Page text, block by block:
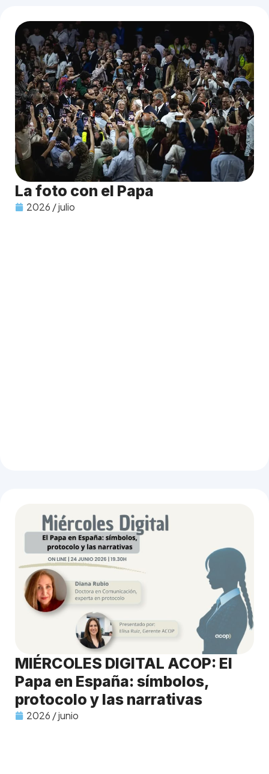
La foto con el Papa
2026 / julio
MIÉRCOLES DIGITAL ACOP: El
Papa en España: símbolos,
protocolo y las narrativas
2026 / junio